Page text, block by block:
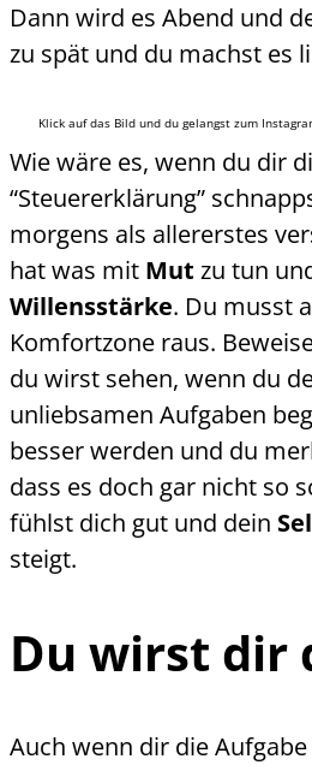
Dann wird es Abend und
zu spät und du machst es
Klick auf das Bild und du gelangst zum
Wie wäre es, wenn du dir
“Steuererklärung”
morgens als allererstes
hat was mit Mut zu tun
Willensstärke. Du musst
Komfortzone raus.
du wirst sehen, wenn du
unliebsamen Aufgaben
besser werden und du
dass es doch gar nicht so
fühlst dich gut und dein
steigt.
Du wirst dir
Auch wenn dir die